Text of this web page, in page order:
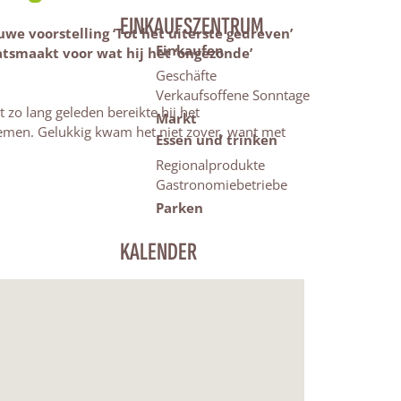
EINKAUFSZENTRUM
Einkaufen
Geschäfte
Verkaufsoffene Sonntage
Markt
Essen und trinken
Regionalprodukte
Gastronomiebetriebe
Parken
KALENDER
voorstelling ‘Tot het uiterste gedreven’
voor wat hij het ‘ongezonde’
zo lang geleden bereikte hij het
Gelukkig kwam het niet zover, want met